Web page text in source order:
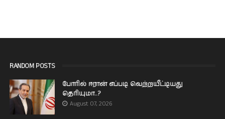
RANDOM POSTS
போரில் ஈரான் எப்படி வெற்றயீட்டியது
தெரியுமா..?
August 07, 2026